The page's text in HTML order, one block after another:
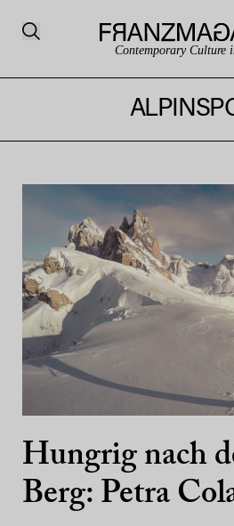
Contemporary Culture
Hungrig nach
Berg: Petra